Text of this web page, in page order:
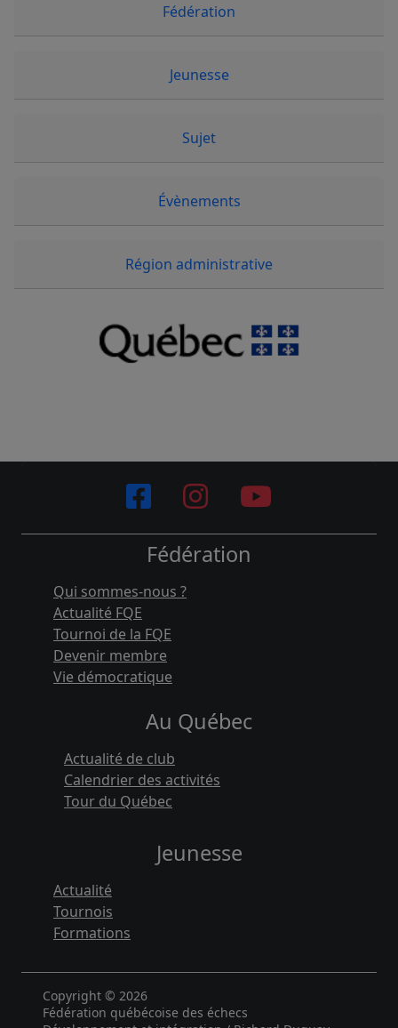
Fédération
Jeunesse
Sujet
Évènements
Région administrative
Fédération
Qui sommes-nous ?
Actualité FQE
Tournoi de la FQE
Devenir membre
Vie démocratique
Au Québec
Actualité de club
Calendrier des activités
Tour du Québec
Jeunesse
Actualité
Tournois
Formations
Copyright © 2026
Fédération québécoise des échecs